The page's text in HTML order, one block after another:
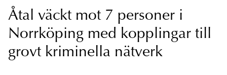
Åtal väckt mot 7 personer i
Norrköping med kopplingar till
grovt kriminella nätverk